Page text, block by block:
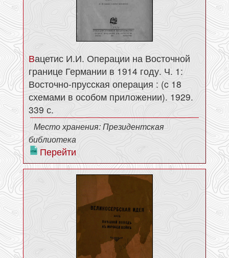
Вацетис И.И. Операции на Восточной
границе Германии в 1914 году. Ч. 1:
Восточно-прусская операция : (c 18
схемами в особом приложении). 1929.
339 с.
Место хранения: Президентская
библиотека
Перейти